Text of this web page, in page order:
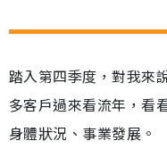
踏入第四季度，對我來
多客戶過來看流年，看
身體狀況、事業發展。